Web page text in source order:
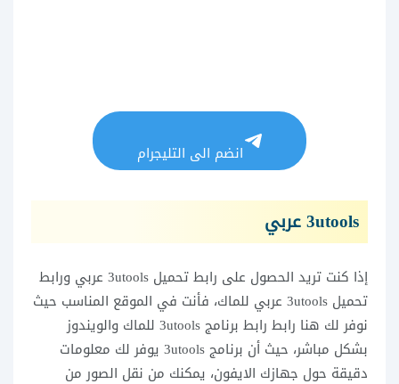
انضم الى التليجرام
3utools عربي
إذا كنت تريد الحصول على رابط تحميل 3utools عربي ورابط
تحميل 3utools عربي للماك، فأنت في الموقع المناسب حيث
نوفر لك هنا رابط رابط برنامج 3utools للماك والويندوز
بشكل مباشر، حيث أن برنامج 3utools يوفر لك معلومات
دقيقة حول جهازك الايفون، يمكنك من نقل الصور من